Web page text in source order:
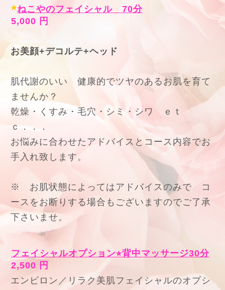
ねこやのフェイシャル 70分
5,000 円
お美顔+デコルテ+ヘッド
肌代謝のいい 健康的でツヤのあるお肌を育て
ませんか？
乾燥・くすみ・毛穴・シミ・シワ ｅｔ
ｃ．．．
お悩みに合わせたアドバイスとコース内容でお
手入れ致します。
※ お肌状態によってはアドバイスのみで コ
ースをお断りする場合もございますのでご了承
下さいませ。
フェイシャルオプション⭐︎背中マッサージ30分
2,500 円
エンビロン／リラク美肌フェイシャルのオプシ